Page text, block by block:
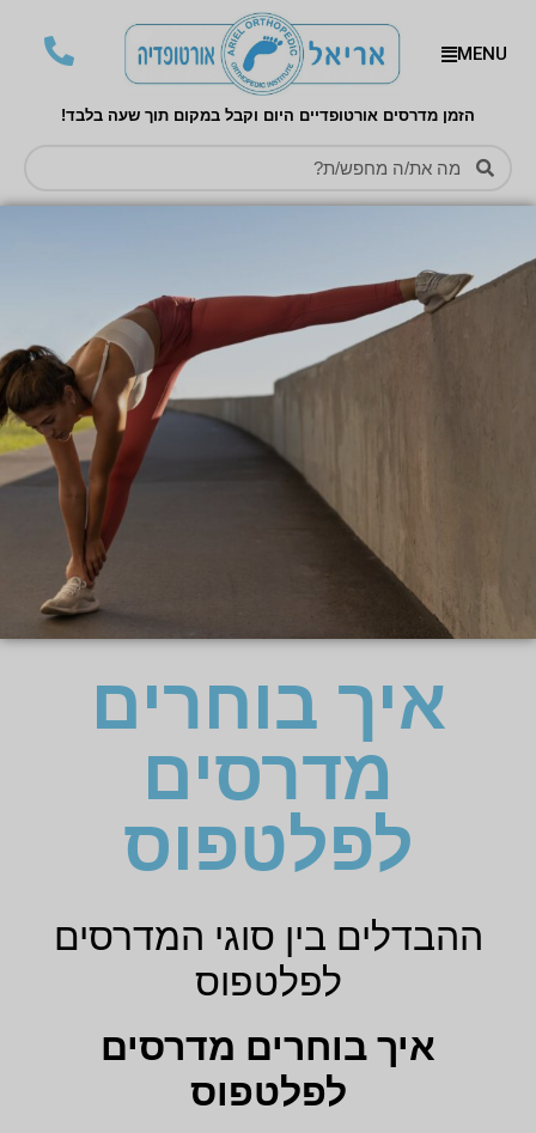
MENU
הזמן מדרסים אורטופדיים היום וקבל במקום תוך שעה בלבד!
איך בוחרים
מדרסים
לפלטפוס
ההבדלים בין סוגי המדרסים
לפלטפוס
איך בוחרים מדרסים
לפלטפוס